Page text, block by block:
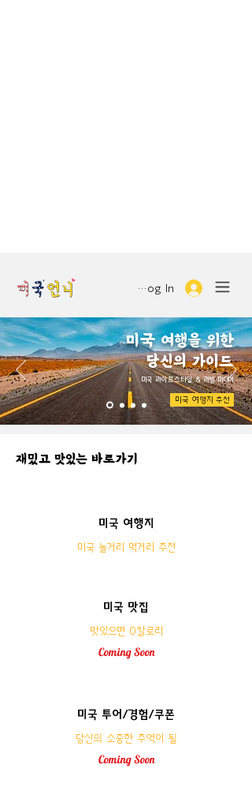
Log In
미국 여행을 위한
당신의 가이드
​미국 라이프스타일 & 리빙 미디어
미국 여행지 추천
​재밌고 맛있는 바로가기
미국 여행지
​미국 놀거리 먹거리 추천
미국 맛집
맛있으면 0칼로리
ComingSoon
미국 투어/경험/쿠폰
​당신의 소중한 추억이 될
ComingSoon